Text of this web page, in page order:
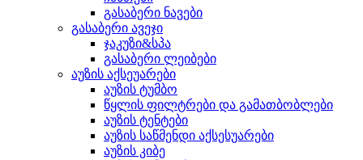
გასაბერი ნავები
გასაბერი ავეჯი
ჯაკუზი&სპა
გასაბერი ლეიბები
აუზის აქსეუარები
აუზის ტუმბო
წყლის ფილტრები და გამათბობლები
აუზის ტენტები
აუზის საწმენდი აქსესუარები
აუზის კიბე